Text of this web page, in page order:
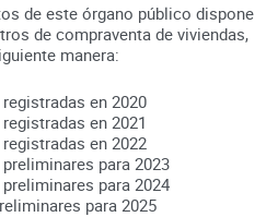
de este órgano público dispone
de compraventa de viviendas,
manera:
en2020
en2021
en2022
para 2023
para 2024
para 2025